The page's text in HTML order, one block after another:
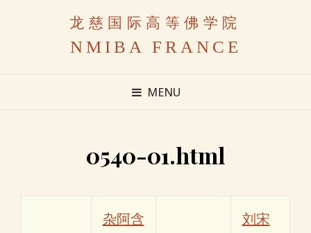
龙慈国际高等佛学院
NMIBA FRANCE
MENU
0540-01.html
杂阿含
刘宋